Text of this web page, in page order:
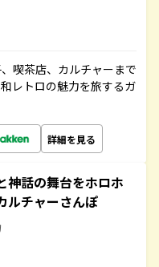
喫茶店、カルチャーまで
レトロの魅力を旅するガ
詳細を見る
話の舞台をホロホ
チャーさんぽ